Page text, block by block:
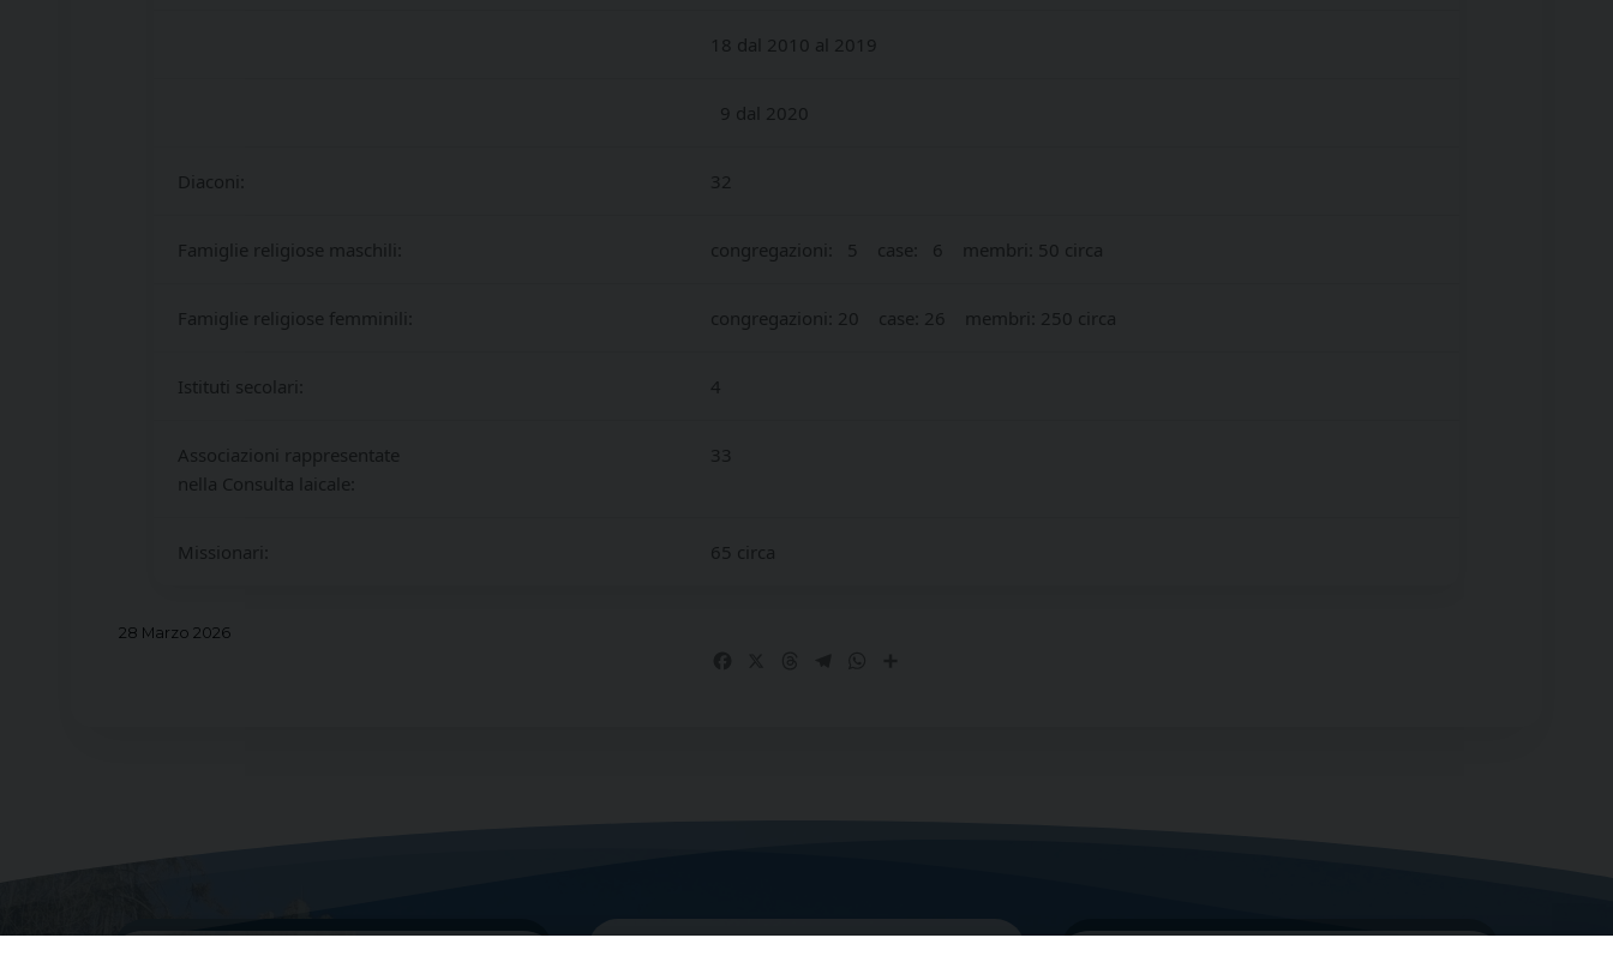
18 dal 2010 al 2019
9 dal 2020
Diaconi: 32
Famiglie religiose maschili: congregazioni: 5 case: 6 membri: 50 circa
Famiglie religiose femminili: congregazioni: 20 case: 26 membri: 250 circa
Istituti secolari: 4
Associazioni rappresentate
nella Consulta laicale:
33
Missionari: 65 circa
28 Marzo 2026